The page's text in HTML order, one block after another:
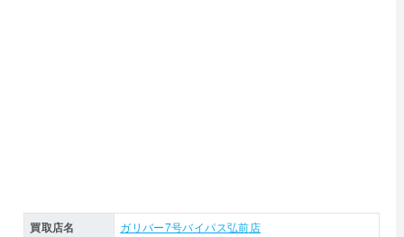
買取店名 ガリバー7号バイパス弘前店